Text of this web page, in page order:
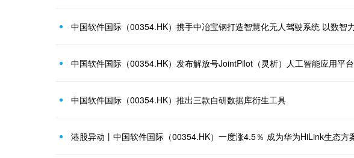
中国软件国际（00354.HK）发布解放号JointPilot（灵析）人工智能应用平台
中国软件国际（00354.HK）推出三款自研数据库衍生工具